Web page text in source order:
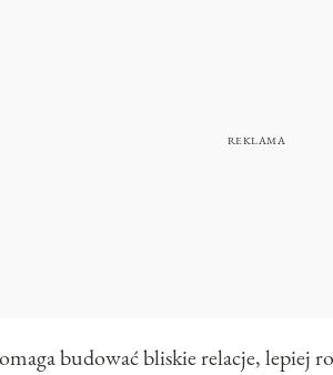
budować bliskie relacje, lepiej